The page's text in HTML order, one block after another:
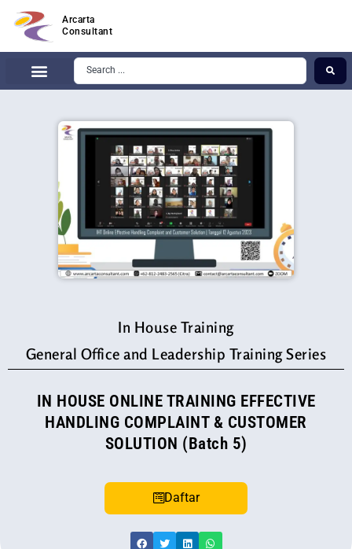
Arcarta
Consultant
In House Training
General Office and Leadership Training Series
IN HOUSE ONLINE TRAINING EFFECTIVE
HANDLING COMPLAINT & CUSTOMER
SOLUTION (Batch 5)
Daftar